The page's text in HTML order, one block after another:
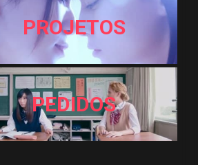
PROJETOS
PEDIDOS